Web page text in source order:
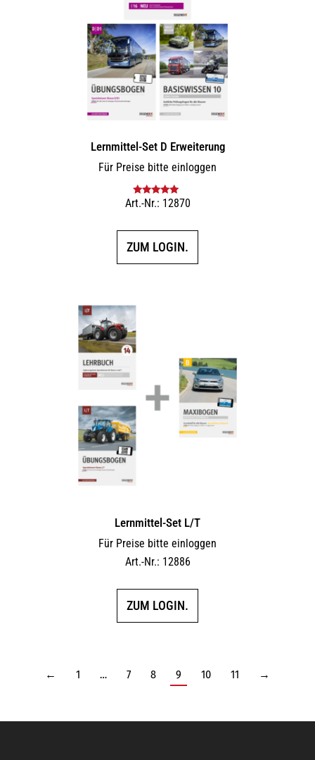
Lernmittel-Set D Erweiterung
Für Preise bitte einloggen
Bewertet mit
Art.-Nr.: 12870
ZUM LOGIN.
Lernmittel-Set L/T
Für Preise bitte einloggen
Art.-Nr.: 12886
ZUM LOGIN.
← 1 … 7 8 9 10 11 →